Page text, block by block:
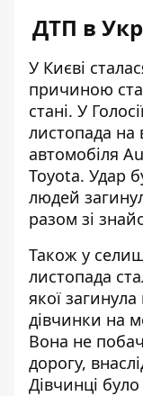
ДТП в
У Києві
причиною
стані. У
листопада на
автомобіля
Toyota. Удар
людей
разом зі
Також у
листопада
якої
дівчинки на
Вона не
дорогу,
Дівчинці